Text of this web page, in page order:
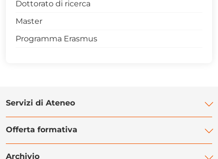
Dottorato di ricerca
Master
Programma Erasmus
Servizi di Ateneo
Biblioteca di Ateneo
Centro Linguistico di Ateneo
Offerta formativa
Archivio